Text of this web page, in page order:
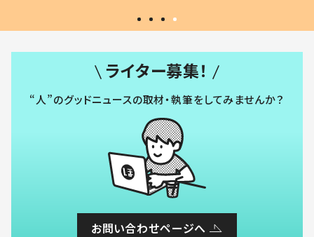
ライター募集！
“人”のグッドニュースの取材・執筆をしてみませんか？
お問い合わせページへ